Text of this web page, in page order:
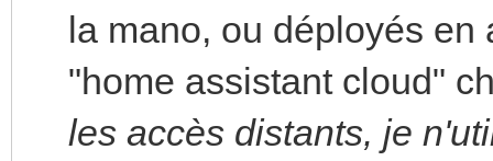
la mano, ou déployés
"home assistant cloud"
les accès distants, je